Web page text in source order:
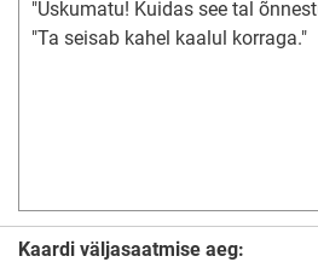
Kaardi väljasaatmise aeg: